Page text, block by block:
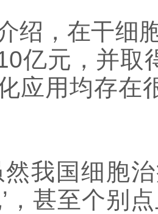
，在干细胞
亿元，并取
应用均存在
国细胞治
’，甚至个别